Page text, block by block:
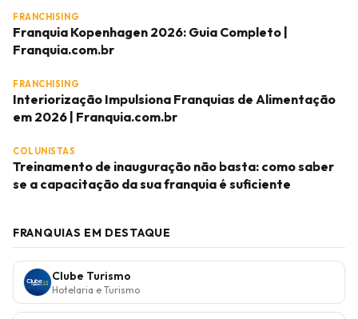
FRANCHISING
Franquia Kopenhagen 2026: Guia Completo |
Franquia.com.br
FRANCHISING
Interiorização Impulsiona Franquias de Alimentação
em 2026 | Franquia.com.br
COLUNISTAS
Treinamento de inauguração não basta: como saber
se a capacitação da sua franquia é suficiente
FRANQUIAS EM DESTAQUE
Clube Turismo
Hotelaria e Turismo